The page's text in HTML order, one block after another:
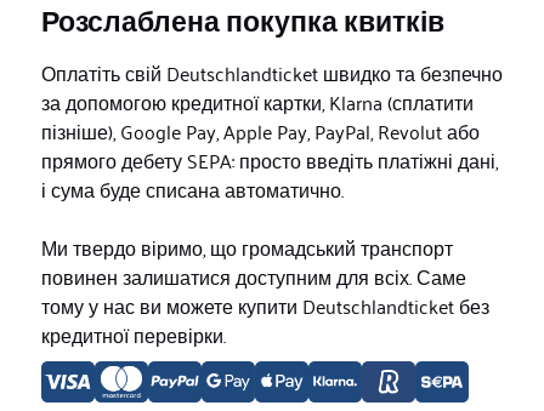
Розслаблена покупка квитків
Оплатіть свій Deutschlandticket швидко та безпечно
за допомогою кредитної картки, Klarna (сплатити
пізніше), Google Pay, Apple Pay, PayPal, Revolut або
прямого дебету SEPA: просто введіть платіжні дані,
і сума буде списана автоматично.
Ми твердо віримо, що громадський транспорт
повинен залишатися доступним для всіх. Саме
тому у нас ви можете купити Deutschlandticket без
кредитної перевірки.